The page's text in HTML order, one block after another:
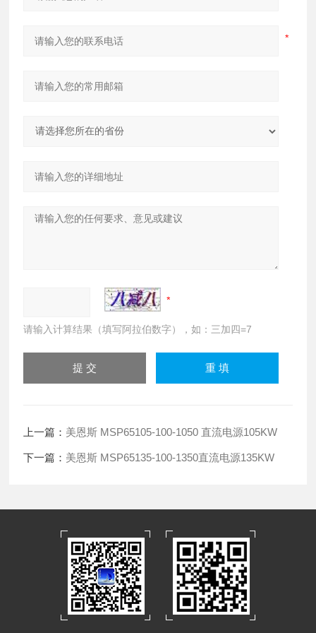
请输入计算结果（填写阿拉伯数字），如：三加四=7
上一篇： 美恩斯 MSP65105-100-1050 直流电源105KW
下一篇： 美恩斯 MSP65135-100-1350直流电源135KW